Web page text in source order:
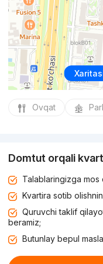
Ovqat
Domtut orqali
Talablaringizga
Kvartira sotib
Quruvchi taklif
beramiz;
Butunlay bepul